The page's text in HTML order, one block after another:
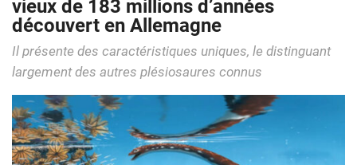
vieux de 183 millions d’années
découvert en Allemagne
Il présente des caractéristiques uniques, le distinguant
largement des autres plésiosaures connus